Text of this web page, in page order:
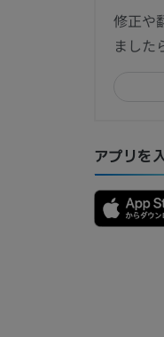
修正や
ました
アプリを